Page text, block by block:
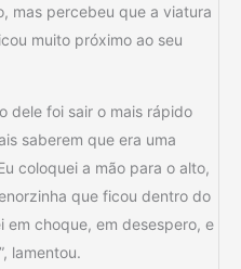
mas percebeu que a viatura
muito próximo ao seu
dele foi sair o mais rápido
saberem que era uma
coloquei a mão para o alto,
que ficou dentro do
em choque, em desespero, e
lamentou.